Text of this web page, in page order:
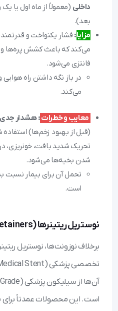
داخلی (معمولاً از ماه اول یا
بعد).
مزایا: فشار یکنواخت و
می‌کند که باعث کشش پره‌ها و
فانتزی می‌شود.
در باز نگه داشتن راه
می‌کند.
معایب و خطرات:هشدار
(قبل از بهبود زخم‌ها)
تحریک شدید بافت، خونریزی،
شدن بخیه‌ها می‌شود.
تحمل آن برای بیمار
است.
نوستریل ریتینرها (Nostril Retainers)
برخلاف نوزونت‌ها، نوستریل
است. این محصولات عمدتاً برای